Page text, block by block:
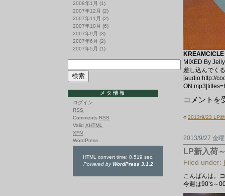
MIXED By
差し込んでく
[audio:http://
2012
月
LP/12inch
レ
コ
ー
新
入
コメントを
« 2013/9/23 LP
2013/9/27 金
LP新入荷
Filed under:
こんばんは。
今週は90’s～
2008年1月 (1)
2007年12月 (2)
2007年11月 (2)
2007年10月 (6)
2007年9月 (3)
2007年6月 (2)
2007年5月 (1)
メタ情報
ログイン
RSS
Comments RSS
Valid XHTML
XFN
WordPress
HTML convert time: 0.519 sec.
Powered byWordPress 3.1.2